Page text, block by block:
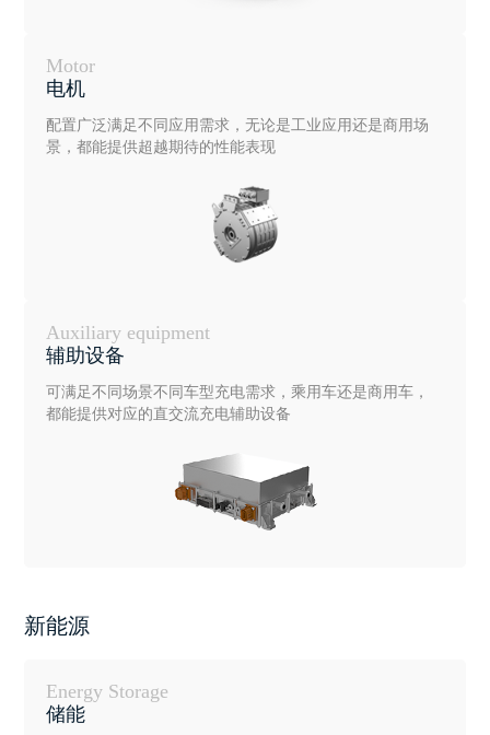
Motor
电机
配置广泛满足不同应用需求，无论是工业应用还是商用场
景，都能提供超越期待的性能表现
Auxiliary equipment
辅助设备
可满足不同场景不同车型充电需求，乘用车还是商用车，
都能提供对应的直交流充电辅助设备
新能源
Energy Storage
储能